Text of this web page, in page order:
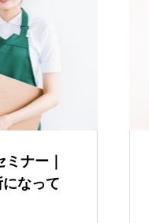
ナー｜
なって